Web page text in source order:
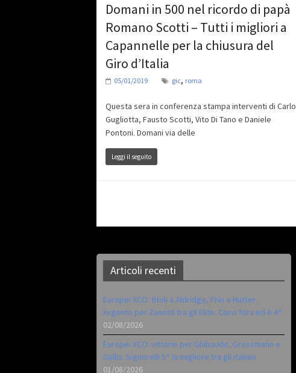
Domani in 500 nel ricordo di papà
Romano Scotti – Tutti i migliori a
Capannelle per la chiusura del
Giro d’Italia
05/01/2019 gic, roma
Questa sera in conferenza stampa interventi di Carlo
Gugliotta, Fausto Scotti, Vito Di Tano e Daniele
Pontoni. Domani via delle
Leggi il seguito
Articoli recenti
Europei XCO: titoli a Aldridge, Frei e Hutter.
Argento per Zanotti tra gli Elite. Corvi fora ed è 4^
02/08/2026
Europei XCO: vittorie per Ghibaudo, Grossmann e
Gallis. Signorelli 5^ la migliore tra gli italiani
01/08/2026